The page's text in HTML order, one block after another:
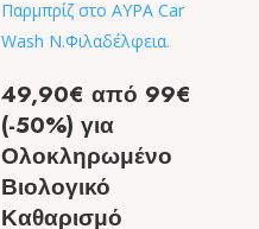
49,90€ από 99€
(-50%) για
Ολοκληρωμένο
Βιολογικό
Καθαρισμό